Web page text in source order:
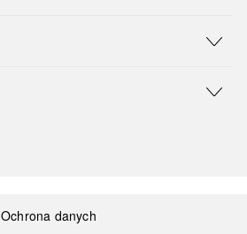
Ochrona danych